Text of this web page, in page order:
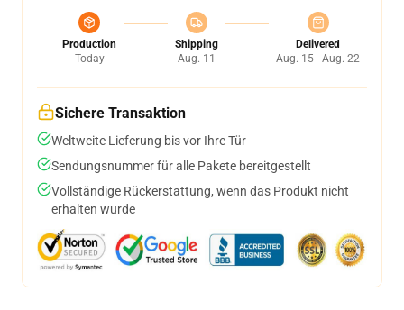
Production
Today
Shipping
Aug. 11
Delivered
Aug. 15 - Aug. 22
Sichere Transaktion
Weltweite Lieferung bis vor Ihre Tür
Sendungsnummer für alle Pakete bereitgestellt
Vollständige Rückerstattung, wenn das Produkt nicht
erhalten wurde